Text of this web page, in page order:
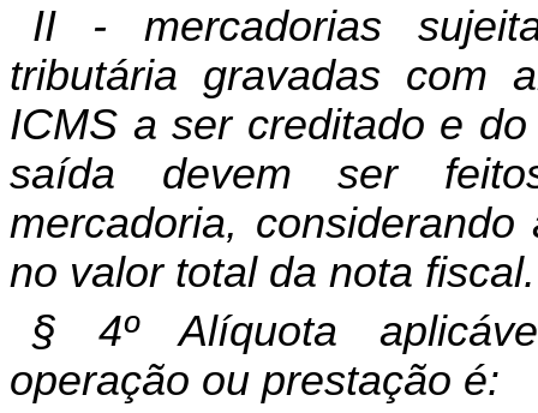
II - mercadorias
tributária gravadas com
ICMS a ser creditado e
saída devem ser
mercadoria,
no valor total da nota fiscal.
§ 4º Alíquota
operação ou prestação é: